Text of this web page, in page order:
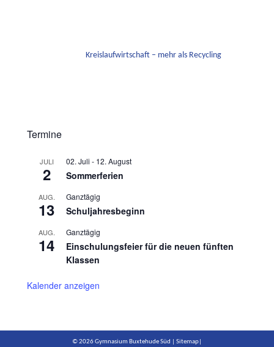
Kreislaufwirtschaft – mehr als Recycling
Termine
JULI
2
02. Juli - 12. August
Sommerferien
AUG.
13
Ganztägig
Schuljahresbeginn
AUG.
14
Ganztägig
Einschulungsfeier für die neuen fünften
Klassen
Kalender anzeigen
© 2026 Gymnasium Buxtehude Süd | Sitemap